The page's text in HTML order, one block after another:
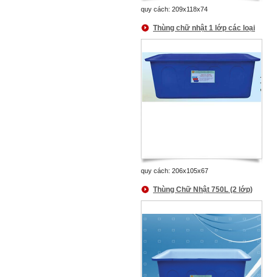
quy cách: 209x118x74
Thùng chữ nhật 1 lớp các loại
quy cách: 206x105x67
Thùng Chữ Nhật 750L (2 lớp)